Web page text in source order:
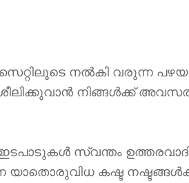
നൽകി വരുന്ന പഴയ
നിങ്ങൾക്ക്
സ്വന്തം
യാതൊരുവിധ കഷ്ട